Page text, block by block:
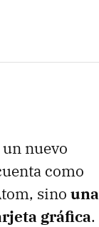
nuevo
como
sino una
gráfica.